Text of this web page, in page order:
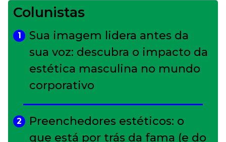
Colunistas
1
Sua imagem lidera antes da
sua voz: descubra o impacto da
estética masculina no mundo
corporativo
2
Preenchedores estéticos: o
que está por trás da fama (e do